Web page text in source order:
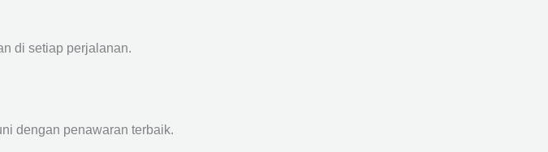
di setiap perjalanan.
dengan penawaran terbaik.